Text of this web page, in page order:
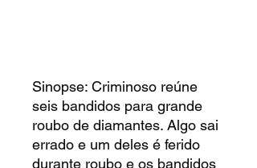
Sinopse: Criminoso reúne
seis bandidos para grande
roubo de diamantes. Algo sai
errado e um deles é ferido
durante roubo e os bandidos